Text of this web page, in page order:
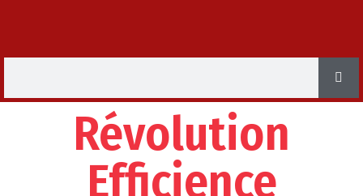
Révolution
Efficience